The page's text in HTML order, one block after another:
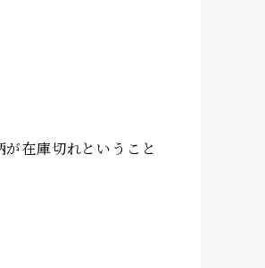
在庫切れということ